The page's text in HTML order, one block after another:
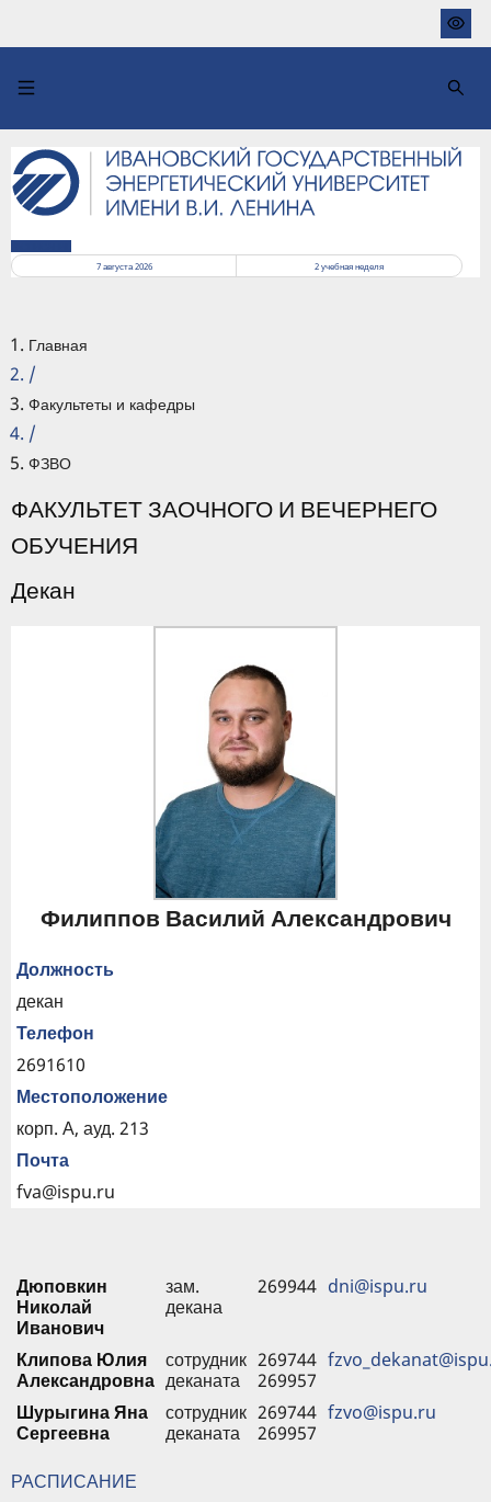
основному
7 августа 2026
2учебная неделя
Главная
/
Факультеты и кафедры
/
ФЗВО
ФАКУЛЬТЕТ ЗАОЧНОГО И ВЕЧЕРНЕГО
ОБУЧЕНИЯ
Декан
Филиппов Василий Александрович
Должность
декан
Телефон
2691610
Местоположение
корп. А, ауд. 213
Почта
fva@ispu.ru
Дюповкин
Николай
Иванович
зам.
декана
269944 dni@ispu.ru
Клипова Юлия
Александровна
сотрудник
деканата
269744
269957
Шурыгина Яна
Сергеевна
сотрудник
деканата
269744
269957
fzvo@ispu.ru
РАСПИСАНИЕ